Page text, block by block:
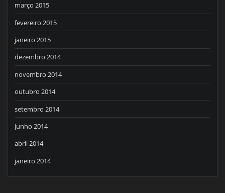
março 2015
fevereiro 2015
janeiro 2015
dezembro 2014
novembro 2014
outubro 2014
setembro 2014
junho 2014
abril 2014
janeiro 2014